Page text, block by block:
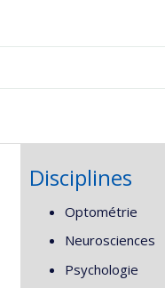
Disciplines
Optométrie
Neurosciences
Psychologie